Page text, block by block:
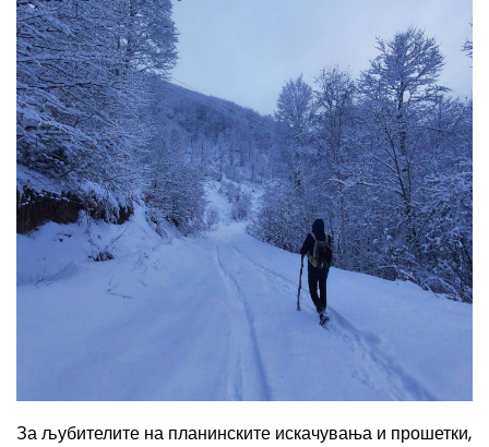
За љубителите на планинските искачувања и прошетки,